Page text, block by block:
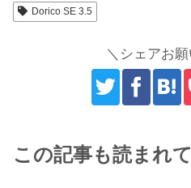
Dorico SE 3.5
＼シェアお
この記事も読まれ